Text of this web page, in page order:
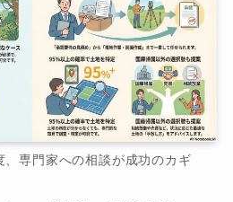
、専門家への相談が成功のカギ